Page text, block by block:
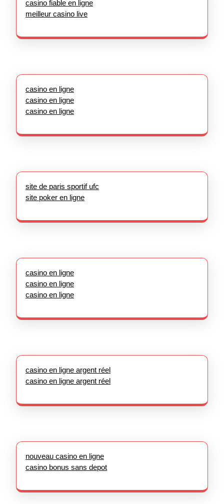
casino fiable en ligne
meilleur casino live
casino en ligne
casino en ligne
casino en ligne
site de paris sportif ufc
site poker en ligne
casino en ligne
casino en ligne
casino en ligne
casino en ligne argent réel
casino en ligne argent réel
nouveau casino en ligne
casino bonus sans depot